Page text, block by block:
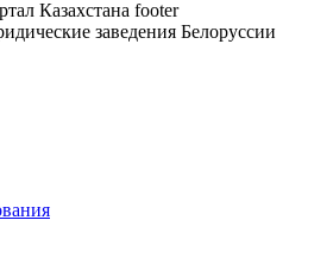
заведения Белоруссии